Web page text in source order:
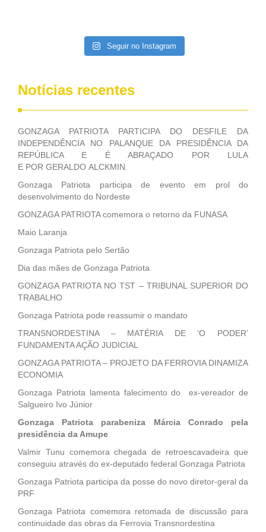
Seguir no Instagram
Notícias recentes
GONZAGA PATRIOTA PARTICIPA DO DESFILE DA
INDEPENDÊNCIA NO PALANQUE DA PRESIDÊNCIA DA
REPÚBLICA E É ABRAÇADO POR LULA
E POR GERALDO ALCKMIN.
Gonzaga Patriota participa de evento em prol do
desenvolvimento do Nordeste
GONZAGA PATRIOTA comemora o retorno da FUNASA
Maio Laranja
Gonzaga Patriota pelo Sertão
Dia das mães de Gonzaga Patriota
GONZAGA PATRIOTA NO TST – TRIBUNAL SUPERIOR DO
TRABALHO
Gonzaga Patriota pode reassumir o mandato
TRANSNORDESTINA – MATÉRIA DE ‘O PODER’
FUNDAMENTA AÇÃO JUDICIAL
GONZAGA PATRIOTA – PROJETO DA FERROVIA DINAMIZA
ECONOMIA
Gonzaga Patriota lamenta falecimento do ex-vereador de
Salgueiro Ivo Júnior
Gonzaga Patriota parabeniza Márcia Conrado pela
presidência da Amupe
Valmir Tunu comemora chegada de retroescavadeira que
conseguiu através do ex-deputado federal Gonzaga Patriota
Gonzaga Patriota participa da posse do novo diretor-geral da
PRF
Gonzaga Patriota comemora retomada de discussão para
continuidade das obras da Ferrovia Transnordestina